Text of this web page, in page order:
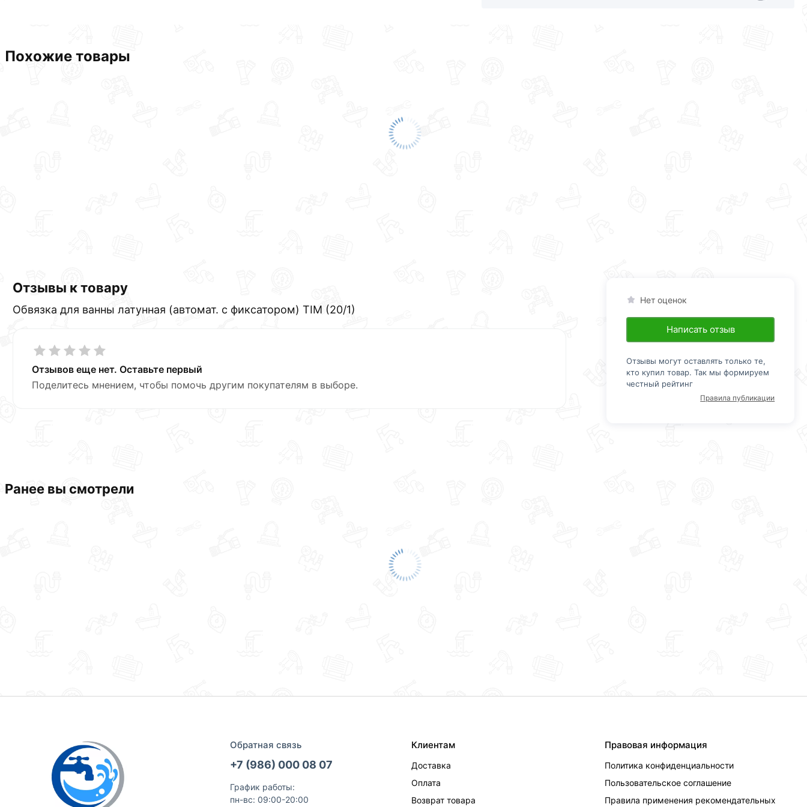
Похожие товары
Отзывы к товару
Обвязка для ванны латунная (автомат. с фиксатором) TIM (20/1)
Отзывов еще нет. Оставьте первый
Поделитесь мнением, чтобы помочь другим покупателям в выборе.
Нет оценок
Написать отзыв
Отзывы могут оставлять только те,
кто купил товар. Так мы формируем
честный рейтинг
Правила публикации
Ранее вы смотрели
Обратная связь
+7 (986) 000 08 07
График работы:
пн-вс: 09:00-20:00
Клиентам
Доставка
Оплата
Возврат товара
Правовая информация
Политика конфиденциальности
Пользовательское соглашение
Правила применения рекомендательных